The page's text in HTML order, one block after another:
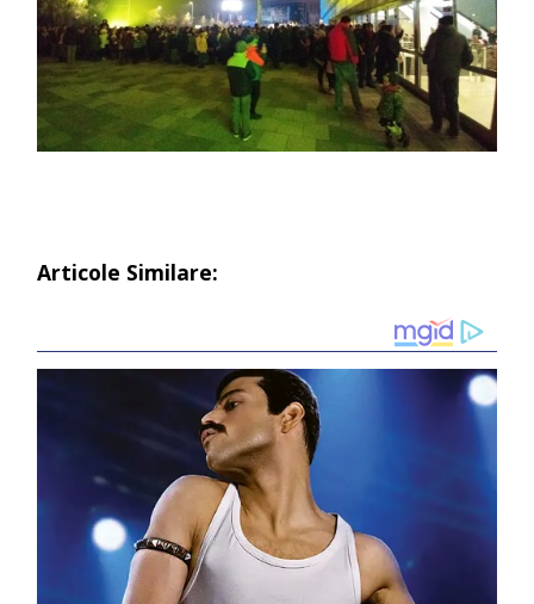
Articole Similare: